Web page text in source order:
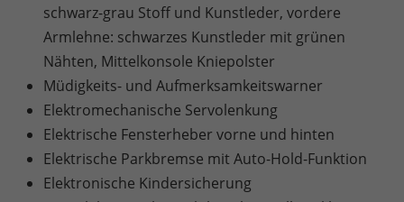
schwarz-grau Stoff und Kunstleder, vordere
Armlehne: schwarzes Kunstleder mit grünen
Nähten, Mittelkonsole Kniepolster
Müdigkeits- und Aufmerksamkeitswarner
Elektromechanische Servolenkung
Elektrische Fensterheber vorne und hinten
Elektrische Parkbremse mit Auto-Hold-Funktion
Elektronische Kindersicherung